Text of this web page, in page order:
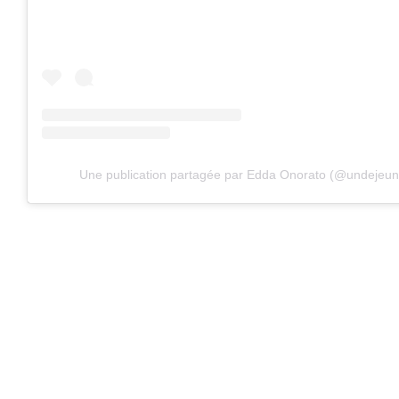
Une publication partagée par Edda Onorato